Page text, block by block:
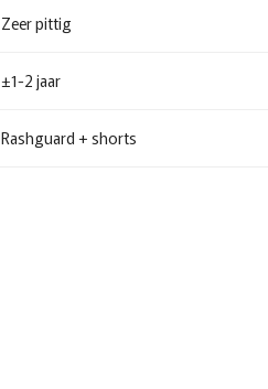
Zeer pittig
±1-2 jaar
Rashguard + shorts